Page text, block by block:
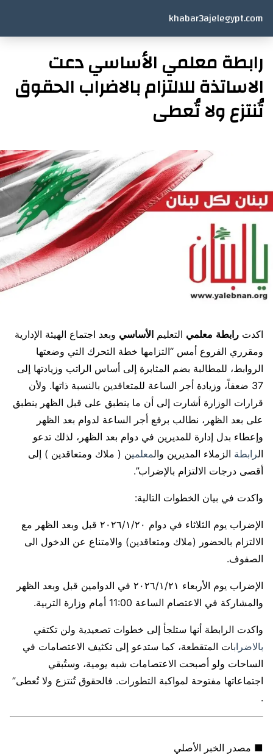
khabar3ajelegypt.com
رابطة معلمي الأساسي دعت
الاساتذة للالتزام بالاضراب الحقوق
تُنتزع ولا تُعطى
اكدت رابطة معلمي التعليم الأساسي وبعد اجتماع الهيئة الإدارية
ومقرري الفروع أمس “التزامها خطة التحرك التي وضعتها
الروابط، للمطالبة بضم المثابرة إلى أساس الراتب وزيادتها إلى
37 ضعفاً، وزيادة أجر الساعة للمتعاقدين بالنسبة ذاتها. ولأن
قرارات الوزارة أشارت إلى أن ما ينطبق على قبل الظهر ينطبق
على بعد الظهر، نطالب برفع أجر الساعة لدوام بعد الظهر
وإعطاء بدل إدارة للمديرين في دوام بعد الظهر، لذلك تدعو
الرابطة الزملاء المديرين والمعلمين ( ملاك ومتعاقدين ) إلى
أقصى درجات الالتزام بالإضراب”.
واكدت في بيان الخطوات التالية:
الإضراب يوم الثلاثاء في دوام ٢٠٢٦/١/٢٠ قبل وبعد الظهر مع
الالتزام بالحضور (ملاك ومتعاقدين) والامتناع عن الدخول الى
الصفوف.
الإضراب يوم الأربعاء ٢٠٢٦/١/٢١ في الدوامين قبل وبعد الظهر
والمشاركة في الاعتصام الساعة 11:00 أمام وزارة التربية.
واكدت الرابطة أنها ستلجأ إلى خطوات تصعيدية ولن تكتفي
بالاضرابات المتقطعة، كما ستدعو إلى تكثيف الاعتصامات في
الساحات ولو أصبحت الاعتصامات شبه يومية، وستُبقي
اجتماعاتها مفتوحة لمواكبة التطورات. فالحقوق تُنتزع ولا تُعطى”
.
■ مصدر الخبر الأصلي